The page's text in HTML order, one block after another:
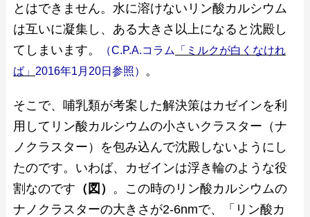
とはできません。水に溶けないリン酸カルシウム
は互いに凝集し、ある大きさ以上になると沈殿し
てしまいます。
（C.P.A.コラム
「ミルクが白くなけれ
ば」 2016年1月20日参照） 。
そこで、哺乳類が考案した解決策はカゼインを利
用してリン酸カルシウムの小さいクラスター（ナ
ノクラスター）を包み込んで沈殿しないようにし
たのです。いわば、カゼインは浮き輪のような役
割なのです （図）
。この時のリン酸カルシウムの
ナノクラスターの大きさが2-6nmで、「リン酸カ